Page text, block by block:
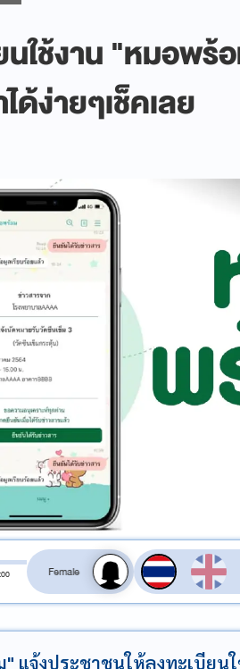
นใช้งาน "หมอพ
ด้ง่ายๆเช็คเลย
00
สลับเสียงอ่าน
แจ้งประชาชนให้ลงทะเบียน